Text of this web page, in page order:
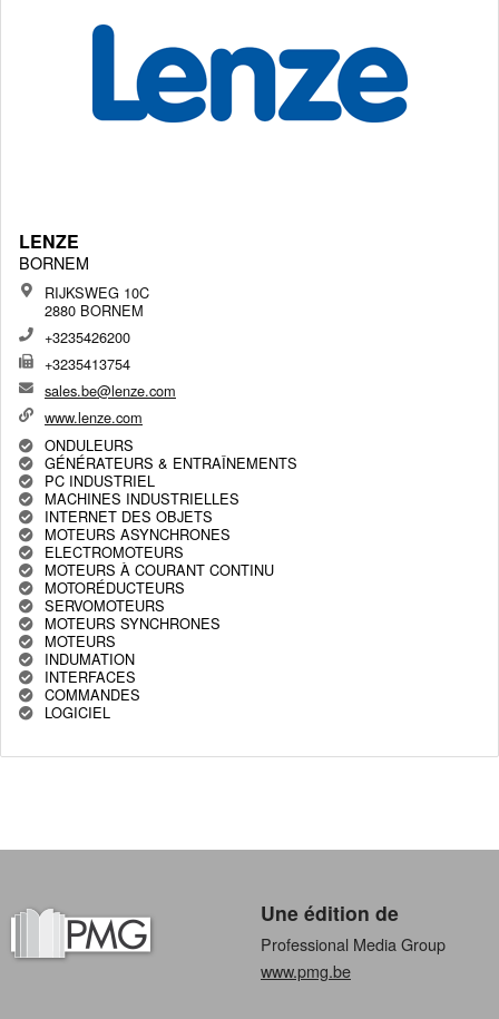
LENZE
BORNEM
RIJKSWEG 10C
2880 BORNEM
+3235426200
+3235413754
sales.be@lenze.com
www.lenze.com
ONDULEURS
GÉNÉRATEURS & ENTRAÎNEMENTS
PC INDUSTRIEL
MACHINES INDUSTRIELLES
INTERNET DES OBJETS
MOTEURS ASYNCHRONES
ELECTROMOTEURS
MOTEURS À COURANT CONTINU
MOTORÉDUCTEURS
SERVOMOTEURS
MOTEURS SYNCHRONES
MOTEURS
INDUMATION
INTERFACES
COMMANDES
LOGICIEL
Une édition de
Professional Media Group
www.pmg.be